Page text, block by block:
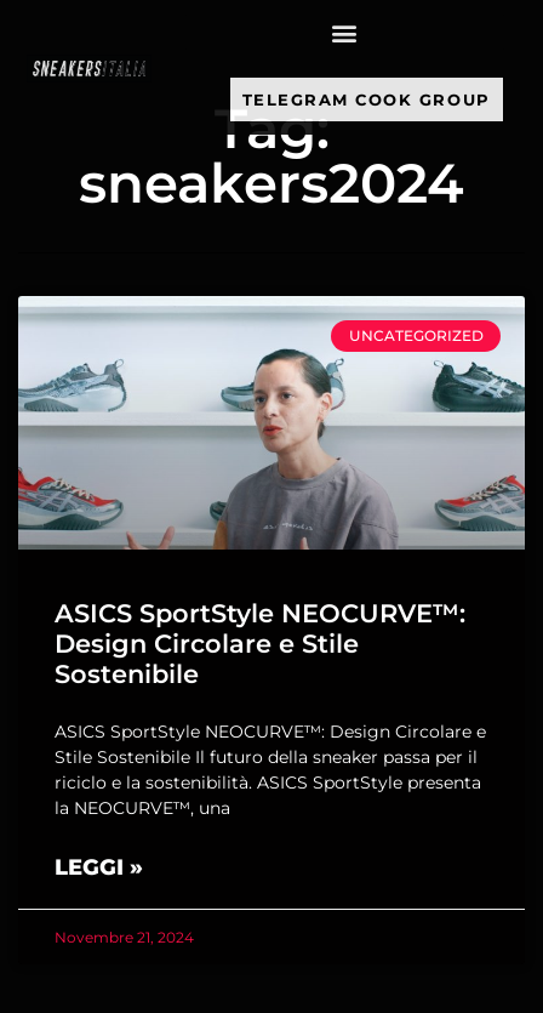
TELEGRAM COOK GROUP
Tag:
sneakers2024
UNCATEGORIZED
ASICS SportStyle NEOCURVE™:
Design Circolare e Stile
Sostenibile
ASICS SportStyle NEOCURVE™: Design Circolare e
Stile Sostenibile Il futuro della sneaker passa per il
riciclo e la sostenibilità. ASICS SportStyle presenta
la NEOCURVE™, una
LEGGI »
Novembre 21, 2024